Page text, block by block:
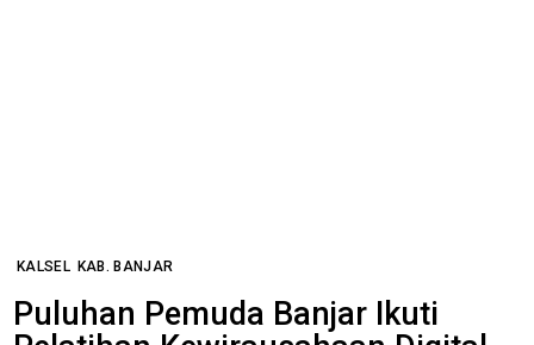
KALSEL KAB. BANJAR
Puluhan Pemuda Banjar Ikuti